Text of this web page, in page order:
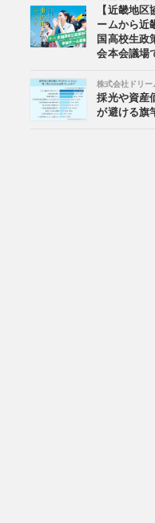
【近畿地
ームから近
国高校生政
会本会議場
株式会社ドリ
採光や資産
が避ける旗